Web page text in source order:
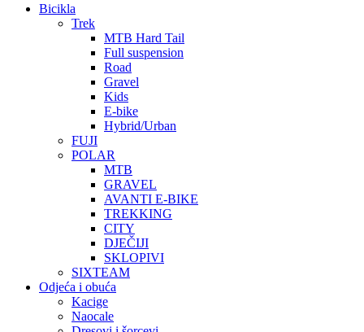
Bicikla
Trek
MTB Hard Tail
Full suspension
Road
Gravel
Kids
E-bike
Hybrid/Urban
FUJI
POLAR
MTB
GRAVEL
AVANTI E-BIKE
TREKKING
CITY
DJEČIJI
SKLOPIVI
SIXTEAM
Odjeća i obuća
Kacige
Naocale